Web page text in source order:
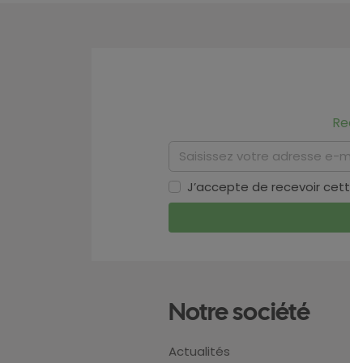
J’accepte de recevoir
Notre société
Actualités